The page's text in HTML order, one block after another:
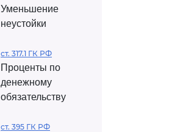
Уменьшение
неустойки
ст. 317.1 ГК РФ
Проценты по
денежному
обязательству
ст. 395 ГК РФ